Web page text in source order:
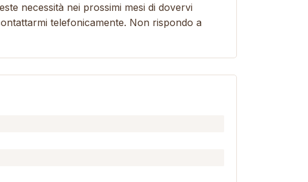
necessità nei prossimi mesi di dovervi
telefonicamente. Non rispondo a